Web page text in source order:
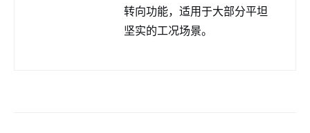
转向功能，适用于大部分平坦
坚实的工况场景。